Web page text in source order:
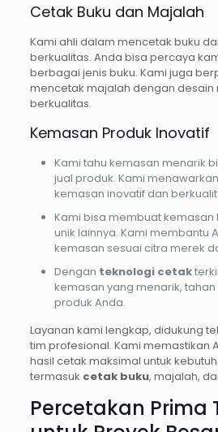
Cetak Buku dan Majalah
Kami ahli dalam mencetak buku
berkualitas. Anda bisa percaya
berbagai jenis buku. Kami juga
mencetak majalah dengan desain
berkualitas.
Kemasan Produk Inovatif
Kami tahu kemasan menarik
jual produk. Kami
kemasan inovatif dan
Kami bisa membuat kemasan
unik lainnya. Kami membantu
kemasan sesuai citra merek
Dengan teknologi cetak
kemasan yang menarik,
produk Anda.
Layanan kami lengkap, didukung
tim profesional. Kami memastikan
hasil cetak maksimal untuk
termasuk cetak buku, majalah,
Percetakan Prima